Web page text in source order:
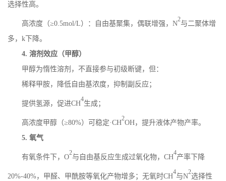
选择性高。
高浓度（≥0.5mol/L）：自由基聚集，偶联增强， N
2
与二聚体增
多， k 下降。
4.溶剂效应（甲醇）
甲醇为惰性溶剂，不直接参与初级断键，但：
稀释甲胺，降低自由基浓度，抑制副反应；
提供氢源，促进CH
4
生成；
高浓度甲醇（≥80%）可稳定·CH
2
OH，提升液体产物产率。
5.氧气
有氧条件下， O
2
与自由基反应生成过氧化物， CH
4
产率下降
20%-40%，甲醛、甲酰胺等氧化产物增多；无氧时CH
4
与N
2
选择性